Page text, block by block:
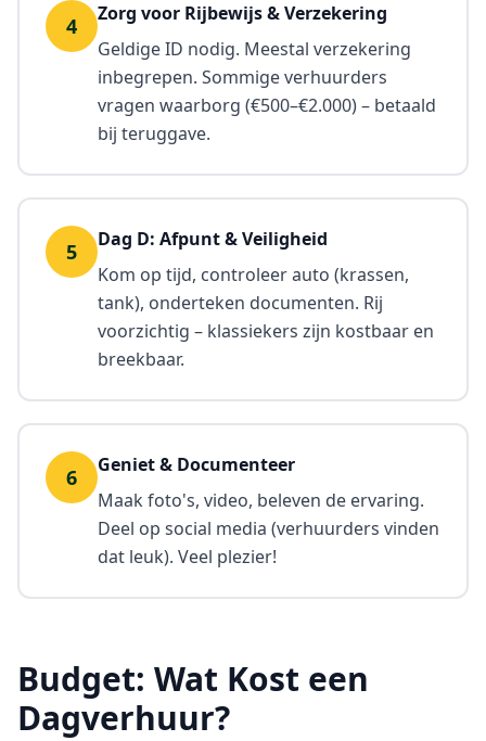
4
Zorg voor Rijbewijs & Verzekering
Geldige ID nodig. Meestal verzekering
inbegrepen. Sommige verhuurders
vragen waarborg (€500–€2.000) – betaald
bij teruggave.
5
Dag D: Afpunt & Veiligheid
Kom op tijd, controleer auto (krassen,
tank), onderteken documenten. Rij
voorzichtig – klassiekers zijn kostbaar en
breekbaar.
6
Geniet & Documenteer
Maak foto's, video, beleven de ervaring.
Deel op social media (verhuurders vinden
dat leuk). Veel plezier!
Budget: Wat Kost een
Dagverhuur?